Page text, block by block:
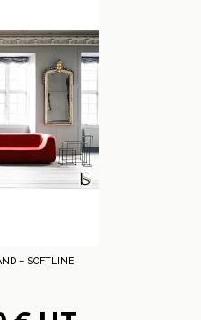
– SOFTLINE